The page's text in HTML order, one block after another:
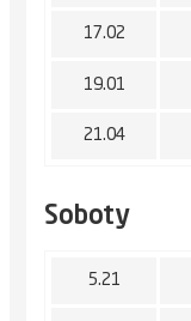
17.02
19.01
21.04
Soboty
5.21